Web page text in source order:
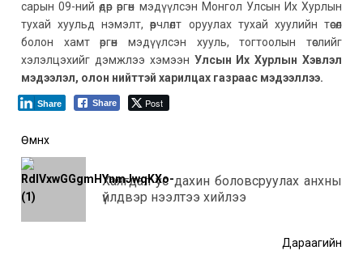
сарын 09-ний өдөр өргөн мэдүүлсэн Монгол Улсын Их Хурлын
тухай хуульд нэмэлт, өөрчлөлт оруулах тухай хуулийн төсөл
болон хамт өргөн мэдүүлсэн хууль, тогтоолын төслийг
хэлэлцэхийг дэмжлээ хэмээн Улсын Их Хурлын Хэвлэл
мэдээлэл, олон нийттэй харилцах газраас мэдээллээ.
Share Post
Share
Post
navigation
Өмнөх
Хаягдал ус дахин боловсруулах анхны
үйлдвэр нээлтээ хийлээ
Дараагийн